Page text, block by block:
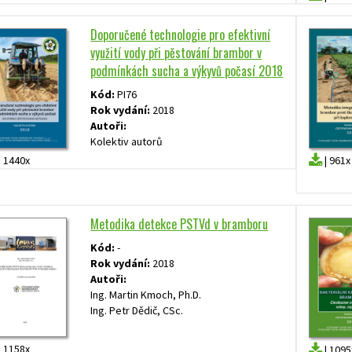
1440x
Doporučené technologie pro efektivní
využití vody při pěstování brambor v
podmínkách sucha a výkyvů počasí 2018
Kód:PI76
Rok vydání: 2018
Autoři:
Kolektiv autorů
| 961x
Metodika detekce PSTVd v bramboru
Kód:-
Rok vydání: 2018
Autoři:
Ing. Martin Kmoch, Ph.D.
Ing. Petr Dědič, CSc.